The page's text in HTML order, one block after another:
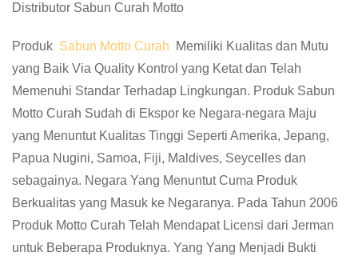
Distributor Sabun Curah Motto
Produk Sabun Motto Curah
Memiliki Kualitas dan Mutu
yang Baik Via Quality Kontrol yang Ketat dan Telah
Memenuhi Standar Terhadap Lingkungan. Produk Sabun
Motto Curah Sudah di Ekspor ke Negara-negara Maju
yang Menuntut Kualitas Tinggi Seperti Amerika, Jepang,
Papua Nugini, Samoa, Fiji, Maldives, Seycelles dan
sebagainya. Negara Yang Menuntut Cuma Produk
Berkualitas yang Masuk ke Negaranya. Pada Tahun 2006
Produk Motto Curah Telah Mendapat Licensi dari Jerman
untuk Beberapa Produknya. Yang Yang Menjadi Bukti